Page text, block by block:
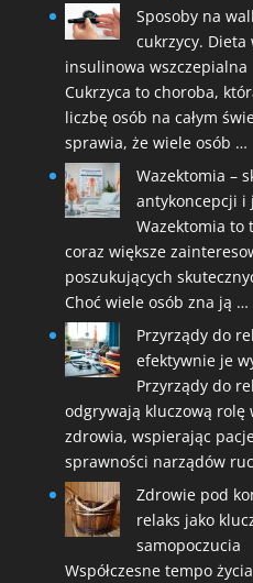
Sposoby na
cukrzycy. Dieta
insulinowa wszczepialna
Cukrzyca to choroba,
liczbę osób na całym
sprawia, że wiele osób …
Wazektomia –
antykoncepcji i
Wazektomia to
coraz większe
poszukujących
Choć wiele osób zna ją …
Przyrządy do
efektywnie je
Przyrządy do
odgrywają kluczową
zdrowia, wspierając
sprawności narządów
Zdrowie pod
relaks jako
samopoczucia
Współczesne tempo